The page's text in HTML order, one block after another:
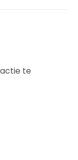
te